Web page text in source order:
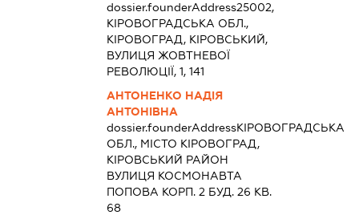
dossier.founderAddress25002,
КІРОВОГРАДСЬКА ОБЛ.,
КІРОВОГРАД, КІРОВСЬКИЙ,
ВУЛИЦЯ ЖОВТНЕВОЇ
РЕВОЛЮЦІЇ, 1, 141
АНТОНЕНКО НАДІЯ
АНТОНІВНА
dossier.founderAddressКІРОВОГРАДСЬКА
ОБЛ., МІСТО КІРОВОГРАД,
КІРОВСЬКИЙ РАЙОН
ВУЛИЦЯ КОСМОНАВТА
ПОПОВА КОРП. 2 БУД. 26 КВ.
68